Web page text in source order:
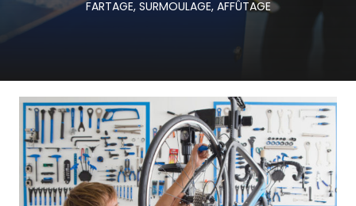
FARTAGE, SURMOULAGE, AFFÛTAGE